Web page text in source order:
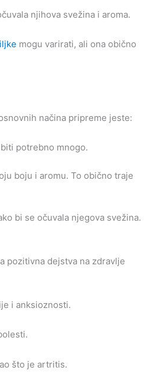
njihova svežina i aroma.
mogu varirati, ali ona obično
načina pripreme jeste:
potrebno mnogo.
boju i aromu. To obično traje
bi se očuvala njegova svežina.
pozitivna dejstva na zdravlje
i anksioznosti.
što je artritis.